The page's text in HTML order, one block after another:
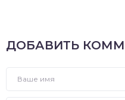
ДОБАВИТЬ